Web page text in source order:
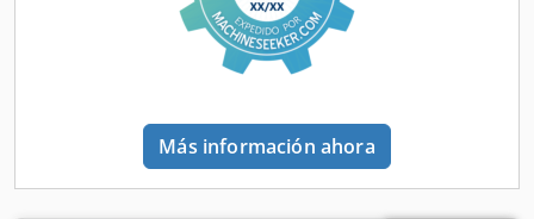
Más información ahora